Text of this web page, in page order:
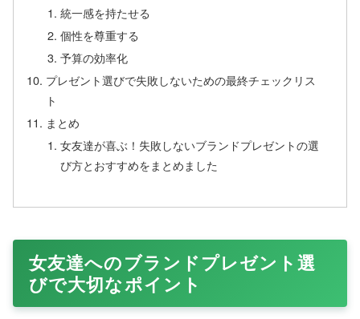
統一感を持たせる
個性を尊重する
予算の効率化
プレゼント選びで失敗しないための最終チェックリス
ト
まとめ
女友達が喜ぶ！失敗しないブランドプレゼントの選
び方とおすすめをまとめました
女友達へのブランドプレゼント選
びで大切なポイント